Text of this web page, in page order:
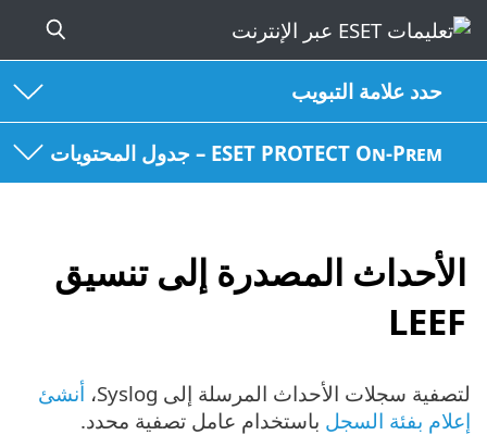
حدد علامة التبويب
ESET PROTECT On-Prem – جدول المحتويات
الأحداث المصدرة إلى تنسيق
LEEF
لتصفية سجلات الأحداث المرسلة إلى Syslog،
أنشئ
إعلام بفئة السجل باستخدام عامل تصفية محدد.